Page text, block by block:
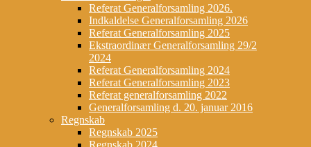
Referat Generalforsamling 2026.
Indkaldelse Generalforsamling 2026
Referat Generalforsamling 2025
Ekstraordinær Generalforsamling 29/2
2024
Referat Generalforsamling 2024
Referat Generalforsamling 2023
Referat generalforsamling 2022
Generalforsamling d. 20. januar 2016
Regnskab
Regnskab 2025